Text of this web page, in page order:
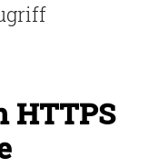
HTTPS